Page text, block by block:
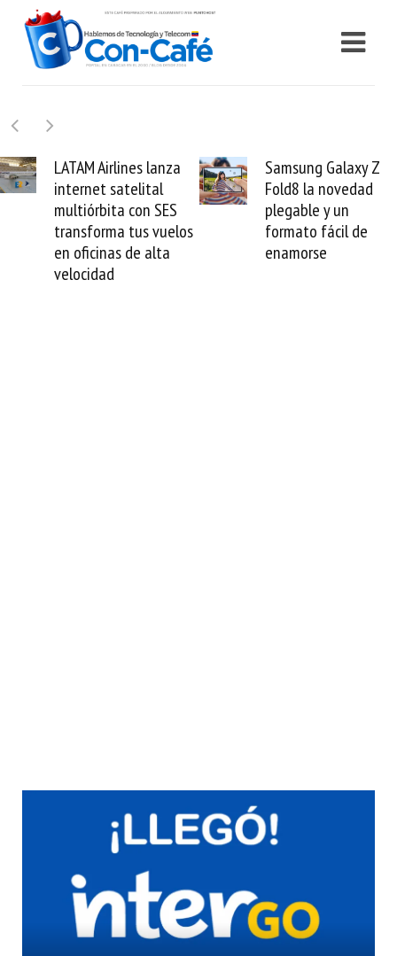
Samsung Galaxy Z
Fold8 la novedad
plegable y un
formato fácil de
enamorse
Cashea levanta 100
millones de dólares
valida el crédito del
venezolano ante el
mundo